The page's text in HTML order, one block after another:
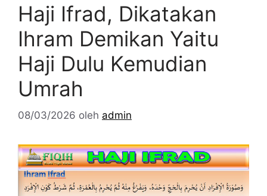
Haji Ifrad, Dikatakan
Ihram Demikan Yaitu
Haji Dulu Kemudian
Umrah
08/03/2026 oleh admin